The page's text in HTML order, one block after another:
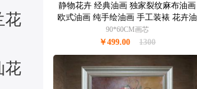
花
花
静物花卉 经典油画 独家裂纹麻布油画
欧式油画 纯手绘油画 手工装裱 花卉油
画
90*60CM画芯
￥499.00 1300